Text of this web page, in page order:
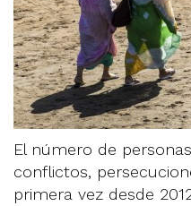
El número de
conflictos,
primera vez desde